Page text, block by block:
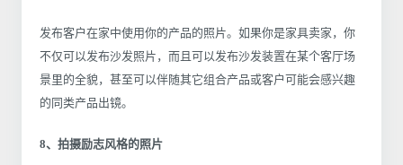
发布客户在家中使用你的产品的照片。如果你是家具卖家，你
不仅可以发布沙发照片，而且可以发布沙发装置在某个客厅场
景里的全貌，甚至可以伴随其它组合产品或客户可能会感兴趣
的同类产品出镜。
8、拍摄励志风格的照片